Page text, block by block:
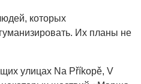
которых
Их планы не
улицах Na Příkopě, V